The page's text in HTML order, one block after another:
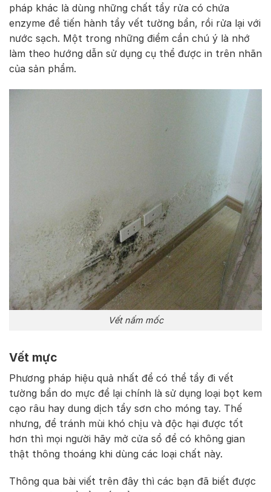
pháp khác là dùng những chất tẩy rửa có chứa
enzyme để tiến hành tẩy vết tường bẩn, rồi rửa lại với
nước sạch. Một trong những điểm cần chú ý là nhớ
làm theo hướng dẫn sử dụng cụ thể được in trên nhãn
của sản phẩm.
Vết nấm mốc
Vết mực
Phương pháp hiệu quả nhất để có thể tẩy đi vết
tường bẩn do mực để lại chính là sử dụng loại bọt kem
cạo râu hay dung dịch tẩy sơn cho móng tay. Thế
nhưng, để tránh mùi khó chịu và độc hại được tốt
hơn thì mọi người hãy mở cửa sổ để có không gian
thật thông thoáng khi dùng các loại chất này.
Thông qua bài viết trên đây thì các bạn đã biết được